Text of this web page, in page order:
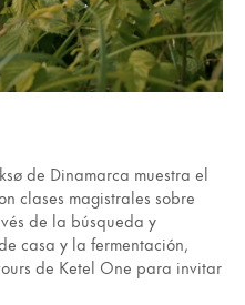
de Dinamarca muestra el
clases magistrales sobre
de la búsqueda y
casa y la fermentación,
de Ketel One para invitar